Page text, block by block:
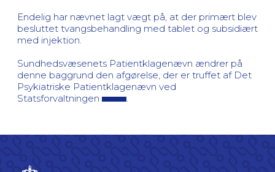
Endelig har nævnet lagt vægt på, at der primært blev
besluttet tvangsbehandling med tablet og subsidiært
med injektion.
Sundhedsvæsenets Patientklagenævn ændrer på
denne baggrund den afgørelse, der er truffet af Det
Psykiatriske Patientklagenævn ved
Statsforvaltningen